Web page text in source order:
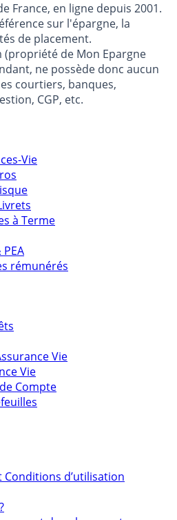
France, en ligne depuis 2001.
sur l'épargne, la
de placement.
(propriété de Mon Epargne
ne possède donc aucun
courtiers, banques,
CGP, etc.
Vie
à Terme
rémunérés
Vie
Vie
Compte
Conditions d’utilisation